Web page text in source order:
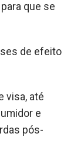
que se
de efeito
visa, até
e
pós-